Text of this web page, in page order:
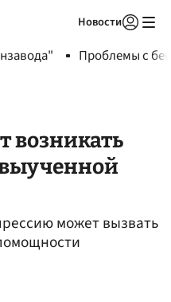
Новости
Проблемы с
возникать
может вызвать